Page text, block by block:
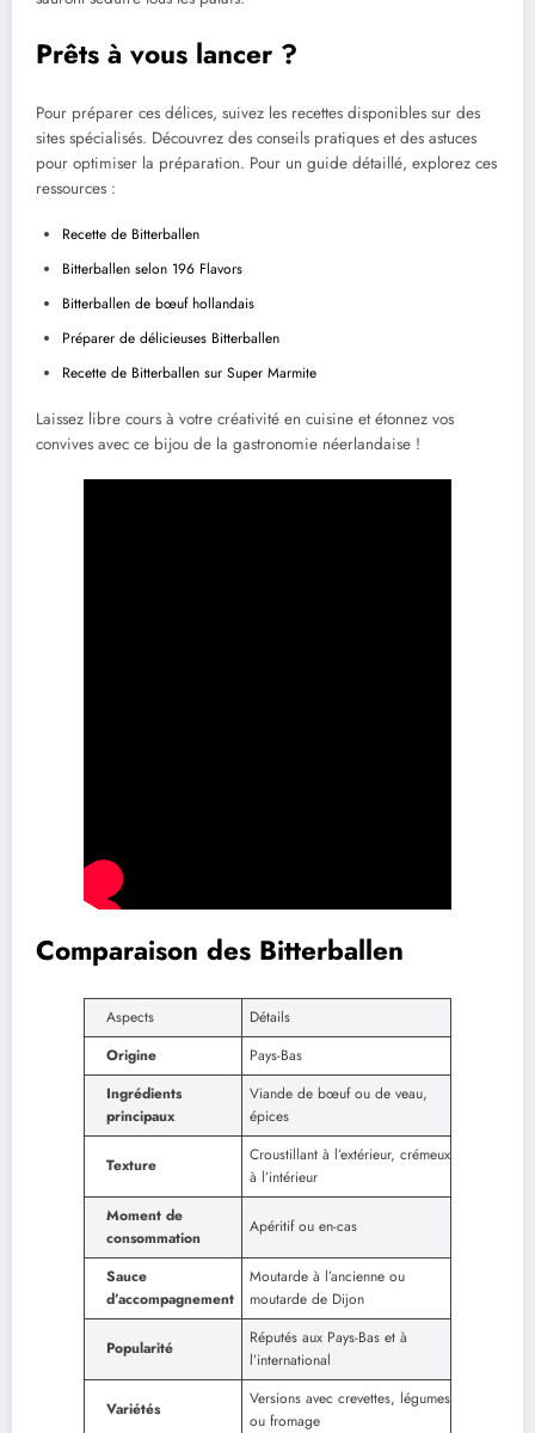
Prêts à vous lancer ?
Pour préparer ces délices, suivez les recettes disponibles sur des
sites spécialisés. Découvrez des conseils pratiques et des astuces
pour optimiser la préparation. Pour un guide détaillé, explorez ces
ressources :
Recette de Bitterballen
Bitterballen selon 196 Flavors
Bitterballen de bœuf hollandais
Préparer de délicieuses Bitterballen
Recette de Bitterballen sur Super Marmite
Laissez libre cours à votre créativité en cuisine et étonnez vos
convives avec ce bijou de la gastronomie néerlandaise !
Comparaison des Bitterballen
Aspects
Détails
Origine
Pays-Bas
Ingrédients
principaux
Viande de bœuf ou de veau,
épices
Texture
Croustillant à l’extérieur, crémeux
à l’intérieur
Moment de
consommation
Apéritif ou en-cas
Sauce
d’accompagnement
Moutarde à l’ancienne ou
moutarde de Dijon
Popularité
Réputés aux Pays-Bas et à
l’international
Variétés
Versions avec crevettes, légumes
ou fromage